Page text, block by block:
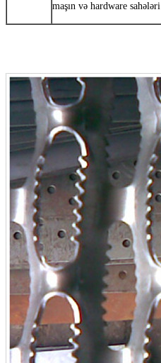
maşın və hardware sahələri